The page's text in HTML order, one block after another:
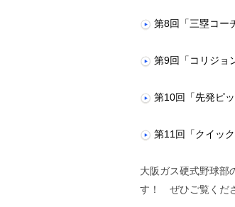
第8回「三塁コー
第9回「コリジョ
第10回「先発ピ
第11回「クイッ
大阪ガス硬式野球部
す！ ぜひご覧くだ